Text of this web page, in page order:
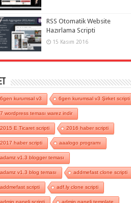
RSS Otomatik Website
Hazırlama Scripti
15 Kasım 2016
6gen kurumsal v3 6gen kurumsal v3 Şirket scripti
7 wordpress teması warez indir
2015 E Ticaret scripti 2016 haber scripti
2017 haber scripti aaalogo programı
adamz v1.3 blogger teması
adamz v1.3 blog teması addmefast clone scripti
addmefast scripti adf.ly clone scripti
admin paneli scripti admin paneli template